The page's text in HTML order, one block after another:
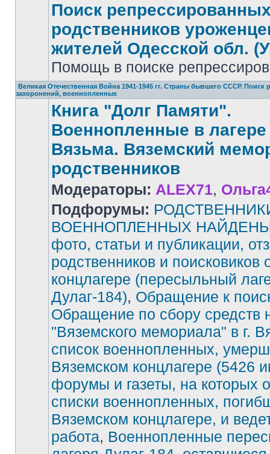
Нет
непрочитанных
сообщений
Поиск
родственников
жителей Одесской обл.
Помощь в поиске
Великая Отечественная Война 1941-1945 гг. Страны бывшего СССР. Поиск
захоронений, военнопленных
Книга "Долг Памяти".
Военнопленные в лагере
Вязьма. Вяземский
родственников
Модераторы: ALEX71,
Подфорумы:
ВОЕННОПЛЕННЫХ
фото, статьи и публикации,
родственников и поисковиков
концлагере (пересыльный
Дулаг-184), Обращение к
Обращение по сбору средств
"Вяземского мемориала" в г.
список военнопленных,
Вяземском концлагере (5426
форумы и газеты, на которых
списки военнопленных,
Вяземском концлагере, и
работа, Военнопленные